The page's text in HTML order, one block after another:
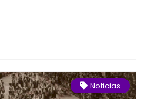
Noticias